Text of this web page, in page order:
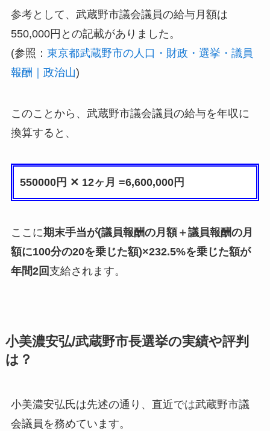
参考として、武蔵野市議会議員の給与月額は
550,000円との記載がありました。
(参照： 東京都武蔵野市の人口・財政・選挙・議員
報酬｜政治山)
このことから、武蔵野市議会議員の給与を年収に
換算すると、
550000円 ✕ 12ヶ月 =6,600,000円
ここに期末手当が(議員報酬の月額＋議員報酬の月
額に100分の20を乗じた額)×232.5%を乗じた額が
年間2回支給されます。
小美濃安弘/武蔵野市長選挙の実績や評判
は？
小美濃安弘氏は先述の通り、直近では武蔵野市議
会議員 を務めています。